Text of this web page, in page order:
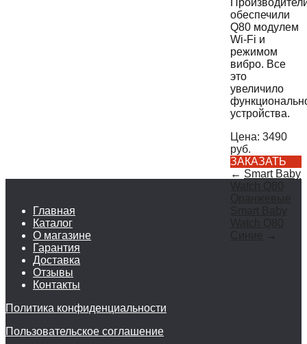
обеспечили
Q80 модулем
Wi-Fi и
режимом
вибро. Все
это
увеличило
устройства.
Цена: 3490
руб.
ЗАКАЗАТЬ
← Smart Baby
→
Главная
Каталог
О магазине
Гарантия
Доставка
Отзывы
Контакты
Политика конфиденциальности
Пользовательское соглашение